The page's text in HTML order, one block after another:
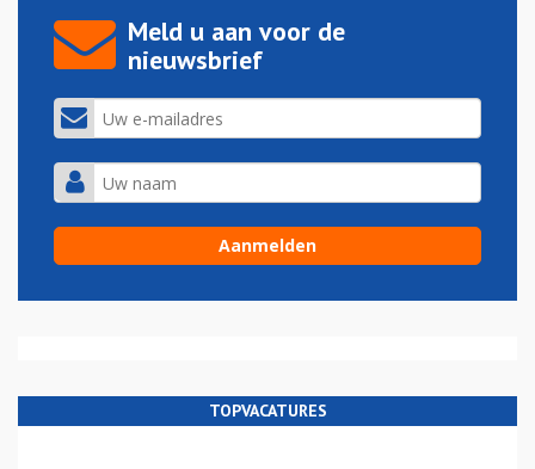
Meld u aan voor de
nieuwsbrief
TOPVACATURES